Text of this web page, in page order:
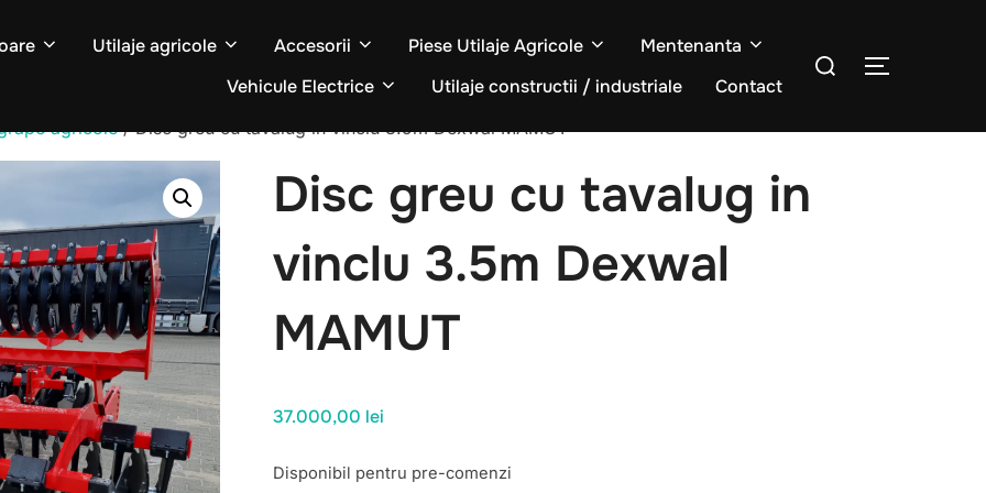
Utilaje agricole Accesorii Piese Utilaje Agricole
Mentenanta
Vehicule Electrice
Utilaje constructii / industriale Contact
Caută
COMUTĂ
agricole/ Disc greu cu tavalug in vinclu 3.5m Dexwal MAMUT
Disc greu cu tavalug in
vinclu 3.5m Dexwal
MAMUT
37.000,00 lei
Disponibil pentru pre-comenzi